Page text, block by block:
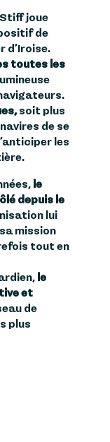
Stiff joue
de
d’Iroise.
toutes les
soit plus
de se
les
le
depuis le
lui
mission
tout en
le
et
de
plus